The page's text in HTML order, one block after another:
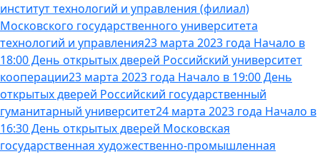
институт технологий и управления (филиал)
Московского государственного университета
технологий и управления23 марта 2023 года Начало в
18:00 День открытых дверей Российский университет
кооперации23 марта 2023 года Начало в 19:00 День
открытых дверей Российский государственный
гуманитарный университет24 марта 2023 года Начало в
16:30 День открытых дверей Московская
государственная художественно-промышленная